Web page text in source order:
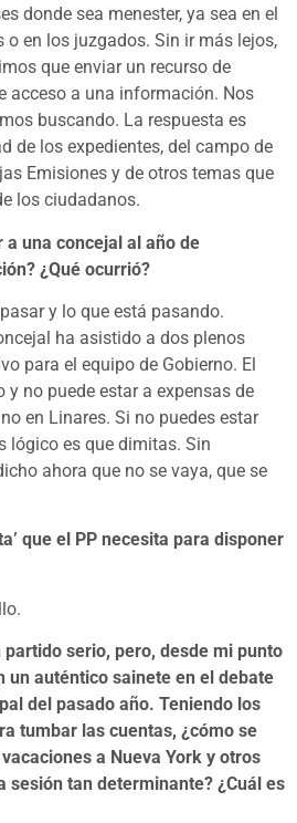
donde sea menester, ya sea en el
o en los juzgados. Sin ir más lejos,
que enviar un recurso de
acceso a una información. Nos
buscando. La respuesta es
de los expedientes, del campo de
Emisiones y de otros temas que
los ciudadanos.
una concejal al año de
¿Qué ocurrió?
y lo que está pasando.
ha asistido a dos plenos
para el equipo de Gobierno. El
y no puede estar a expensas de
en Linares. Si no puedes estar
lógico es que dimitas. Sin
ahora que no se vaya, que se
que el PP necesita para disponer
serio, pero, desde mi punto
un auténtico sainete en el debate
del pasado año. Teniendo los
tumbar las cuentas, ¿cómo se
a Nueva York y otros
sesión tan determinante? ¿Cuál es